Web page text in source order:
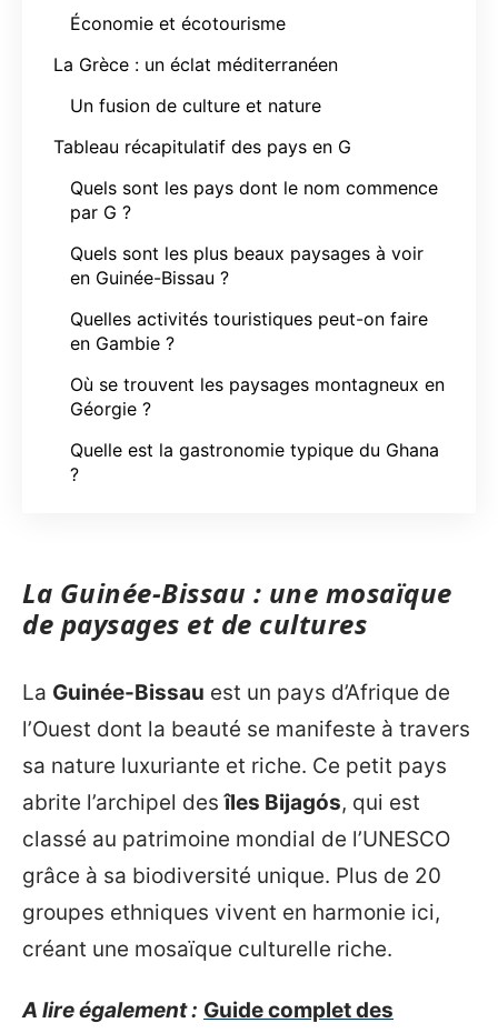
Économie et écotourisme
La Grèce : un éclat méditerranéen
Un fusion de culture et nature
Tableau récapitulatif des pays en G
Quels sont les pays dont le nom commence
par G ?
Quels sont les plus beaux paysages à voir
en Guinée-Bissau ?
Quelles activités touristiques peut-on faire
en Gambie ?
Où se trouvent les paysages montagneux en
Géorgie ?
Quelle est la gastronomie typique du Ghana
?
La Guinée-Bissau : une mosaïque
de paysages et de cultures
La Guinée-Bissau est un pays d’Afrique de
l’Ouest dont la beauté se manifeste à travers
sa nature luxuriante et riche. Ce petit pays
abrite l’archipel desîles Bijagós, qui est
classé au patrimoine mondial de l’UNESCO
grâce à sa biodiversité unique. Plus de 20
groupes ethniques vivent en harmonie ici,
créant une mosaïque culturelle riche.
A lire également : Guide complet des